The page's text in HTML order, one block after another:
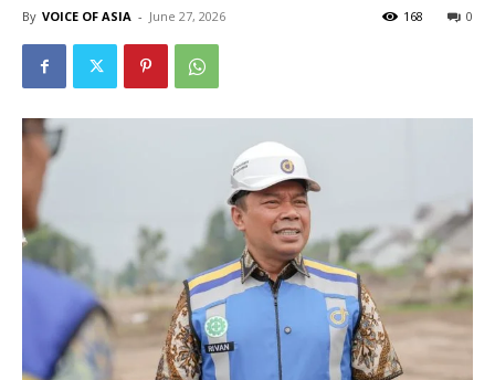
By VOICE OF ASIA - June 27, 2026 0
168